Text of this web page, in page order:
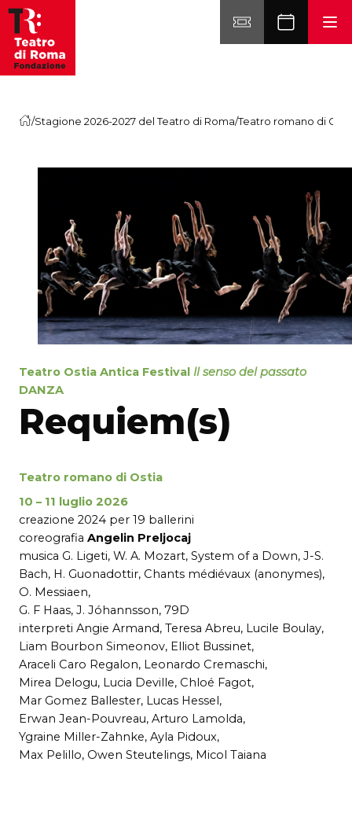
Vai al contenuto
/Stagione 2026-2027 del Teatro di Roma/Teatro romano di
Teatro Ostia Antica Festival Il senso del passato
DANZA
Requiem(s)
Teatro romano di Ostia
10 – 11 luglio 2026
creazione 2024 per 19 ballerini
coreografia Angelin Preljocaj
musica G. Ligeti, W. A. Mozart, System of a Down, J-S.
Bach, H. Guonadottir, Chants médiévaux (anonymes),
O. Messiaen,
G. F Haas, J. Jóhannsson, 79D
interpreti Angie Armand, Teresa Abreu, Lucile Boulay,
Liam Bourbon Simeonov, Elliot Bussinet,
Araceli Caro Regalon, Leonardo Cremaschi,
Mirea Delogu, Lucia Deville, Chloé Fagot,
Mar Gomez Ballester, Lucas Hessel,
Erwan Jean-Pouvreau, Arturo Lamolda,
Ygraine Miller-Zahnke, Ayla Pidoux,
Max Pelillo, Owen Steutelings, Micol Taiana